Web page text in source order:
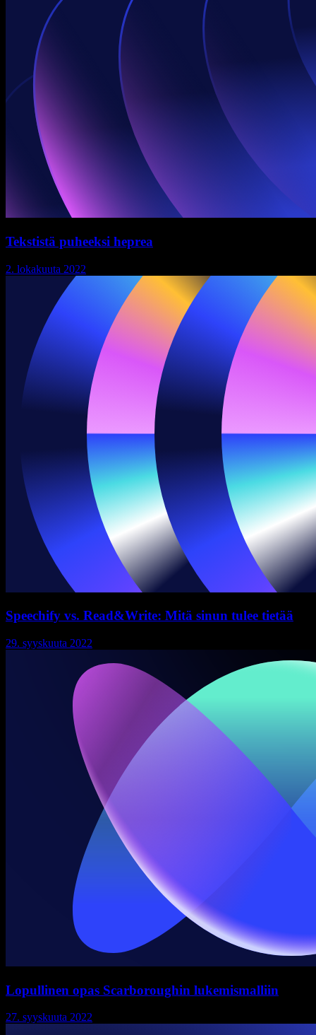
Tekstistä puheeksi heprea
2. lokakuuta 2022
Speechify vs. Read&Write: Mitä sinun tulee tietää
29. syyskuuta 2022
Lopullinen opas Scarboroughin lukemismalliin
27. syyskuuta 2022